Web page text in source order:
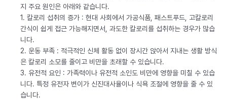
지 주요 원인은 아래와 같습니다.
1. 칼로리 섭취의 증가 : 현대 사회에서 가공식품, 패스트푸드, 고칼로리
간식이 쉽게 접근 가능해지면서, 과도한 칼로리를 섭취하는 경우가 많습
니다.
2. 운동 부족 : 적극적인 신체 활동 없이 장시간 앉아서 지내는 생활 방식
은 칼로리 소모를 줄이고 비만을 초래할 수 있습니다.
3. 유전적 요인 : 가족력이나 유전적 소인도 비만에 영향을 미칠 수 있습
니다. 특정 유전자 변이가 신진대사율이나 식욕 조절에 영향을 줄 수 있
습니다.